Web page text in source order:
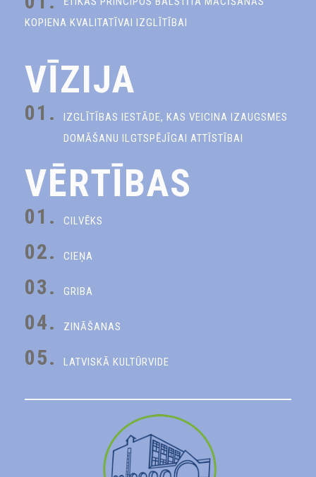
KOPIENA KVALITATĪVAI IZGLĪTĪBAI
VĪZIJA
01.
IZGLĪTĪBAS IESTĀDE, KAS VEICINA IZAUGSMES
DOMĀŠANU ILGTSPĒJĪGAI ATTĪSTĪBAI
VĒRTĪBAS
01. CILVĒKS
02. CIEŅA
03. GRIBA
04. ZINĀŠANAS
05. LATVISKĀ KULTŪRVIDE